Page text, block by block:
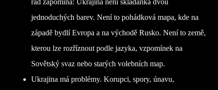
rád zapomíná: Ukrajina není skládanka dvou
jednoduchých barev. Není to pohádková mapa, kde na
západě bydlí Evropa a na východě Rusko. Není to země,
kterou lze rozříznout podle jazyka, vzpomínek na
Sovětský svaz nebo starých volebních map.
Ukrajina má problémy. Korupci, spory, únavu,